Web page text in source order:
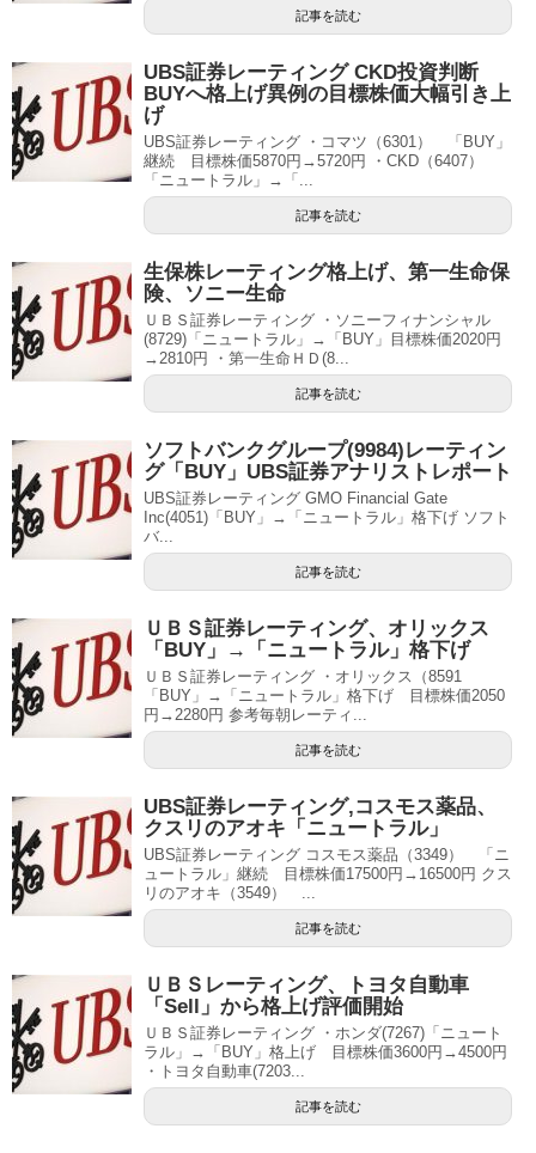
記事を読む
UBS証券レーティング CKD投資判断
BUYへ格上げ異例の目標株価大幅引き上
げ
UBS証券レーティング ・コマツ（6301） 「BUY」
継続 目標株価5870円→5720円 ・CKD（6407）
「ニュートラル」→「...
記事を読む
生保株レーティング格上げ、第一生命保
険、ソニー生命
ＵＢＳ証券レーティング ・ソニーフィナンシャル
(8729)「ニュートラル」→「BUY」目標株価2020円
→2810円 ・第一生命ＨＤ(8...
記事を読む
ソフトバンクグループ(9984)レーティン
グ「BUY」UBS証券アナリストレポート
UBS証券レーティング GMO Financial Gate
Inc(4051)「BUY」→「ニュートラル」格下げ ソフト
バ...
記事を読む
ＵＢＳ証券レーティング、オリックス
「BUY」→「ニュートラル」格下げ
ＵＢＳ証券レーティング ・オリックス（8591
「BUY」→「ニュートラル」格下げ 目標株価2050
円→2280円 参考毎朝レーティ...
記事を読む
UBS証券レーティング,コスモス薬品、
クスリのアオキ「ニュートラル」
UBS証券レーティング コスモス薬品（3349） 「ニ
ュートラル」継続 目標株価17500円→16500円 クス
リのアオキ（3549） ...
記事を読む
ＵＢＳレーティング、トヨタ自動車
「Sell」から格上げ評価開始
ＵＢＳ証券レーティング ・ホンダ(7267)「ニュート
ラル」→「BUY」格上げ 目標株価3600円→4500円
・トヨタ自動車(7203...
記事を読む